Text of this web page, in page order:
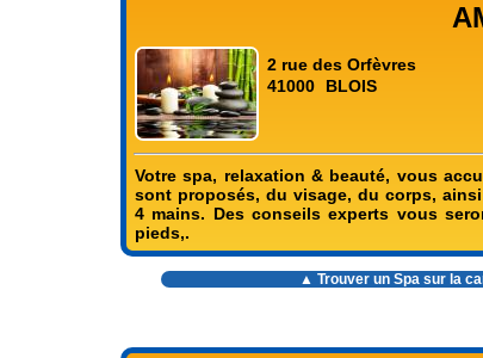
2 rue des Orfèvres
41000
BLOIS
Votre spa, relaxation & beauté, vous
sont proposés, du visage, du corps,
4 mains. Des conseils experts vous
pieds,.
▲ Trouver un Spa sur la